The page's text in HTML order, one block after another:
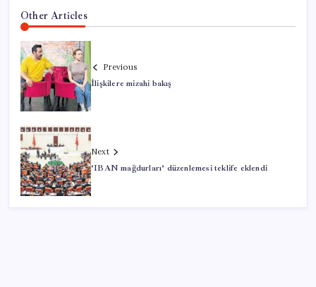
Other Articles
Previous
İlişkilere mizahi bakış
Next
‘IBAN mağdurları’ düzenlemesi teklife eklendi